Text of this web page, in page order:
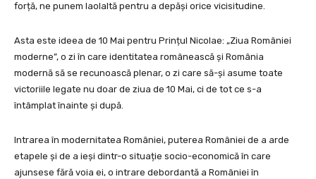
forță, ne punem laolaltă pentru a depăși orice vicisitudine.
Asta este ideea de 10 Mai pentru Prințul Nicolae: „Ziua României
moderne”, o zi în care identitatea românească și România
modernă să se recunoască plenar, o zi care să-și asume toate
victoriile legate nu doar de ziua de 10 Mai, ci de tot ce s-a
întâmplat înainte și după.
Intrarea în modernitatea României, puterea României de a arde
etapele și de a ieși dintr-o situație socio-economică în care
ajunsese fără voia ei, o intrare debordantă a României în